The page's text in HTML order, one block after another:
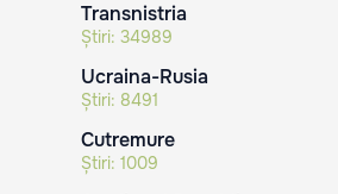
Transnistria
Știri: 34989
Ucraina-Rusia
Știri: 8491
Cutremure
Știri: 1009